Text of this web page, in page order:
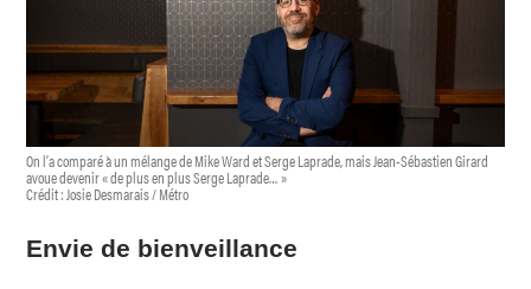
On l’a comparé à un mélange de Mike Ward et Serge Laprade, mais Jean-Sébastien Girard
avoue devenir « de plus en plus Serge Laprade… »
Crédit : Josie Desmarais / Métro
Envie de bienveillance